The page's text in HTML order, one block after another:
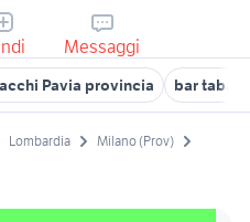
Messaggi
Pavia provincia bar
Lombardia
Milano (Prov)